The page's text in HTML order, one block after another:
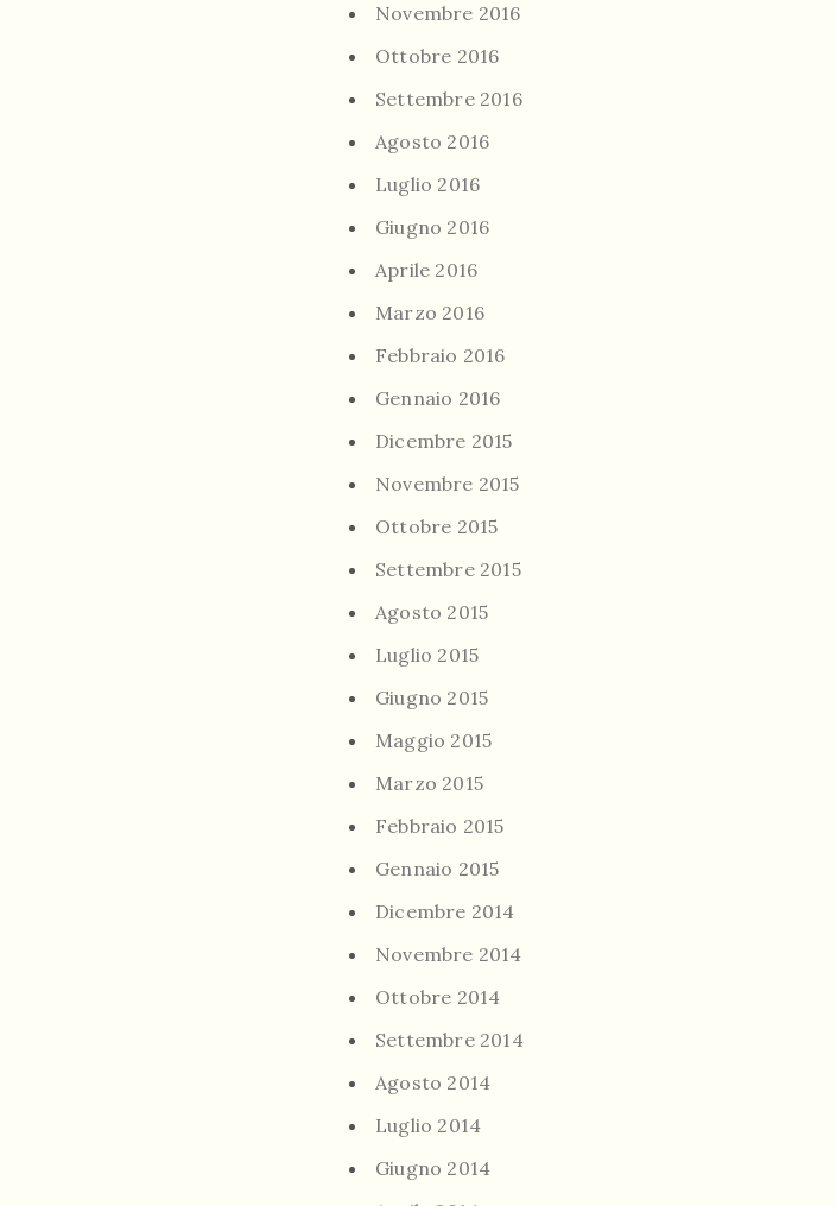
Novembre 2016
Ottobre 2016
Settembre 2016
Agosto 2016
Luglio 2016
Giugno 2016
Aprile 2016
Marzo 2016
Febbraio 2016
Gennaio 2016
Dicembre 2015
Novembre 2015
Ottobre 2015
Settembre 2015
Agosto 2015
Luglio 2015
Giugno 2015
Maggio 2015
Marzo 2015
Febbraio 2015
Gennaio 2015
Dicembre 2014
Novembre 2014
Ottobre 2014
Settembre 2014
Agosto 2014
Luglio 2014
Giugno 2014